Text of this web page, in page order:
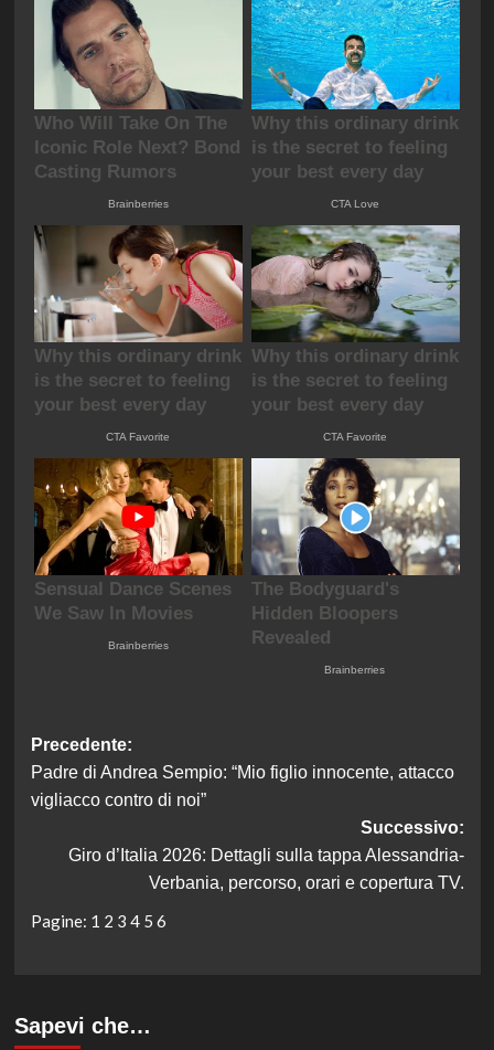
Navigazione
articolo
Precedente:
Padre di Andrea Sempio: “Mio figlio innocente, attacco
vigliacco contro di noi”
Successivo:
Giro d’Italia 2026: Dettagli sulla tappa Alessandria-
Verbania, percorso, orari e copertura TV.
Pagine: 1 2 3 4 5 6
Sapevi che…